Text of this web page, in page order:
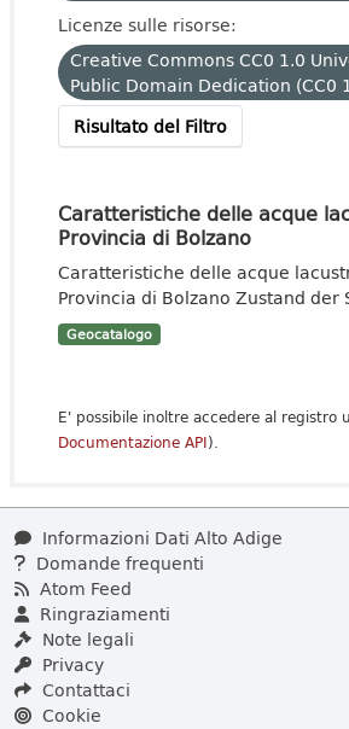
Licenze sulle risorse:
Creative Commons CC0 1.0
Public Domain Dedication (CC0
Risultato del Filtro
Caratteristiche delle acque
Provincia di Bolzano
Caratteristiche delle acque
Provincia di Bolzano Zustand der
Geocatalogo
E' possibile inoltre accedere al registro
Documentazione API).
Informazioni Dati Alto Adige
Domande frequenti
Atom Feed
Ringraziamenti
Note legali
Privacy
Contattaci
Cookie